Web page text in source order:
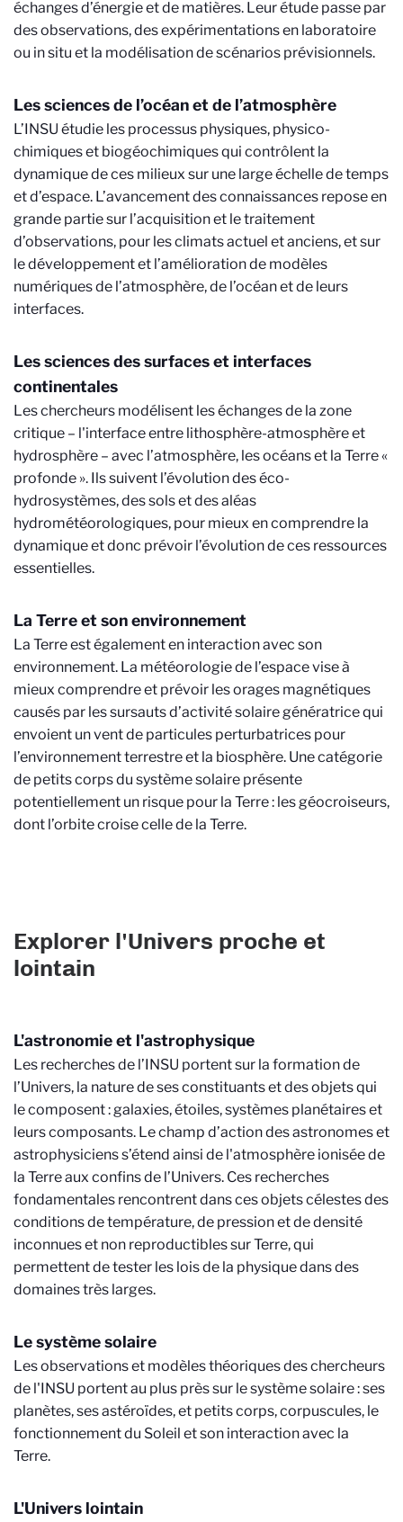
échanges d’énergie et de matières. Leur étude passe par
des observations, des expérimentations en laboratoire
ou in situ et la modélisation de scénarios prévisionnels.
Les sciences de l’océan et de l’atmosphère
L’INSU étudie les processus physiques, physico-
chimiques et biogéochimiques qui contrôlent la
dynamique de ces milieux sur une large échelle de temps
et d’espace. L’avancement des connaissances repose en
grande partie sur l’acquisition et le traitement
d’observations, pour les climats actuel et anciens, et sur
le développement et l’amélioration de modèles
numériques de l’atmosphère, de l’océan et de leurs
interfaces.
Les sciences des surfaces et interfaces
continentales
Les chercheurs modélisent les échanges de la zone
critique – l'interface entre lithosphère-atmosphère et
hydrosphère – avec l’atmosphère, les océans et la Terre «
profonde ». Ils suivent l’évolution des éco-
hydrosystèmes, des sols et des aléas
hydrométéorologiques, pour mieux en comprendre la
dynamique et donc prévoir l’évolution de ces ressources
essentielles.
La Terre et son environnement
La Terre est également en interaction avec son
environnement. La météorologie de l’espace vise à
mieux comprendre et prévoir les orages magnétiques
causés par les sursauts d’activité solaire génératrice qui
envoient un vent de particules perturbatrices pour
l’environnement terrestre et la biosphère. Une catégorie
de petits corps du système solaire présente
potentiellement un risque pour la Terre : les géocroiseurs,
dont l’orbite croise celle de la Terre.
Explorer l'Univers proche et
lointain
L'astronomie et l'astrophysique
Les recherches de l’INSU portent sur la formation de
l’Univers, la nature de ses constituants et des objets qui
le composent : galaxies, étoiles, systèmes planétaires et
leurs composants. Le champ d’action des astronomes et
astrophysiciens s’étend ainsi de l'atmosphère ionisée de
la Terre aux confins de l’Univers. Ces recherches
fondamentales rencontrent dans ces objets célestes des
conditions de température, de pression et de densité
inconnues et non reproductibles sur Terre, qui
permettent de tester les lois de la physique dans des
domaines très larges.
Le système solaire
Les observations et modèles théoriques des chercheurs
de l'INSU portent au plus près sur le système solaire : ses
planètes, ses astéroïdes, et petits corps, corpuscules, le
fonctionnement du Soleil et son interaction avec la
Terre.
L'Univers lointain